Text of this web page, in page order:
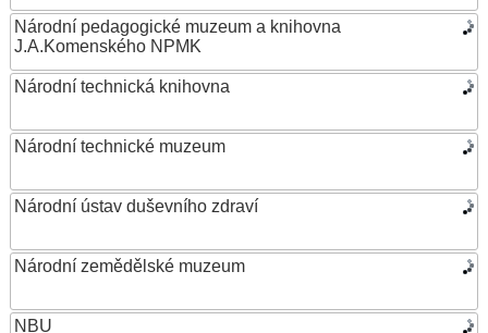
Národní pedagogické muzeum a knihovna
J.A.Komenského NPMK
Národní technická knihovna
Národní technické muzeum
Národní ústav duševního zdraví
Národní zemědělské muzeum
NBU